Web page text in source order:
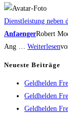
Dienstleistung neben
AnfaengerRobert
Ang … Weiterlesen
Neueste Beiträge
Geldhelden
Geldhelden
Geldhelden